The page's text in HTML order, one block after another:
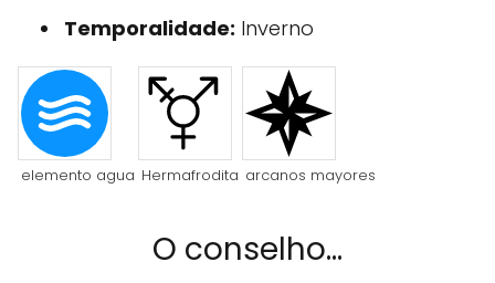
Temporalidade: Inverno
elemento agua Hermafrodita arcanos mayores
O conselho...